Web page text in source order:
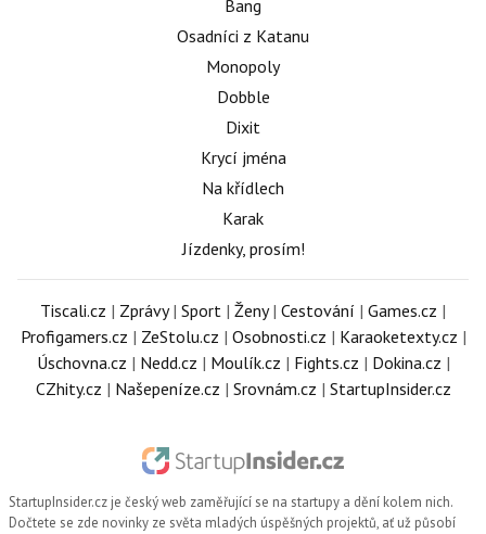
Bang
Osadníci z Katanu
Monopoly
Dobble
Dixit
Krycí jména
Na křídlech
Karak
Jízdenky, prosím!
Tiscali.cz | Zprávy| Sport | Ženy| Cestování | Games.cz |
Profigamers.cz | ZeStolu.cz | Osobnosti.cz | Karaoketexty.cz |
Úschovna.cz | Nedd.cz | Moulík.cz | Fights.cz | Dokina.cz |
CZhity.cz | Našepeníze.cz | Srovnám.cz | StartupInsider.cz
StartupInsider.cz je český web zaměřující se na startupy a dění kolem nich.
Dočtete se zde novinky ze světa mladých úspěšných projektů, ať už působí